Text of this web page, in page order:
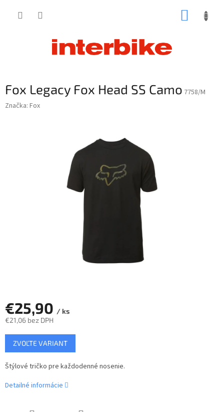
Fox Legacy Fox Head SS Camo 7758/M
Značka: Fox
€25,90 / ks
€21,06 bez DPH
Jednotková
cena:
ZVOĽTE VARIANT
Štýlové tričko pre každodenné nosenie.
Detailné informácie